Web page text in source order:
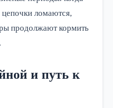
цепочки ломаются,
продолжают кормить
и путь к